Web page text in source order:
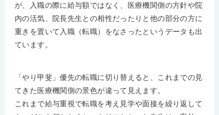
が、入職の際に給与額ではなく、医療機関側の方針や院
内の活気、院長先生との相性だったりと他の部分の方に
重きを置いて入職（転職）をなさったというデータも出
ています。
「やり甲斐」優先の転職に切り替えると、これまでの見
てきた医療機関側の景色が違って見えます。
これまで給与重視で転職を考え見学や面接を繰り返して